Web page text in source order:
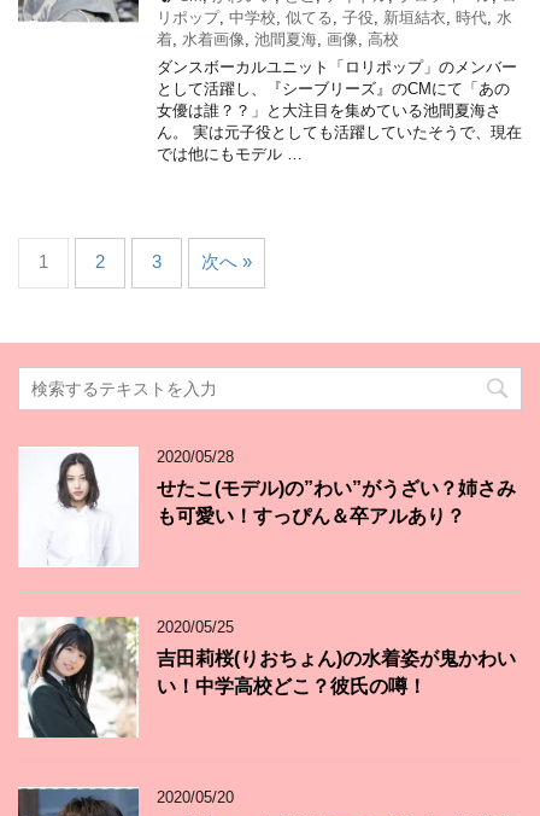
リポップ, 中学校 似てる 子役 新垣結衣 時代 水
着 水着画像 池間夏海 画像 高校
ダンスボーカルユニット「ロリポップ」のメンバー
として活躍し、『シーブリーズ』のCMにて「あの
女優は誰？？」と大注目を集めている池間夏海さ
ん。 実は元子役としても活躍していたそうで、現在
では他にもモデル …
1 2 3 次へ »
2020/05/28
せたこ(モデル)の”わい”がうざい？姉さみ
も可愛い！すっぴん＆卒アルあり？
2020/05/25
吉田莉桜(りおちょん)の水着姿が鬼かわい
い！中学高校どこ？彼氏の噂！
2020/05/20